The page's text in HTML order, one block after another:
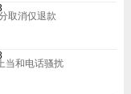
取消仅退款
当和电话骚扰